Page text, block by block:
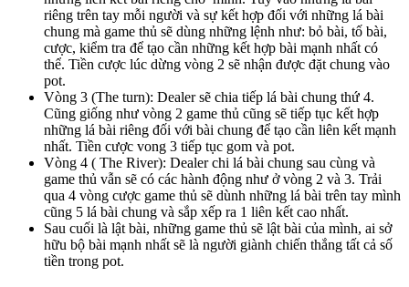
riêng trên tay mỗi người và sự kết hợp đối với những lá bài
chung mà game thủ sẽ dùng những lệnh như: bỏ bài, tố bài,
cược, kiểm tra để tạo cần những kết hợp bài mạnh nhất có
thể. Tiền cược lúc dừng vòng 2 sẽ nhận được đặt chung vào
pot.
Vòng 3 (The turn): Dealer sẽ chia tiếp lá bài chung thứ 4.
Cũng giống như vòng 2 game thủ cũng sẽ tiếp tục kết hợp
những lá bài riêng đối với bài chung để tạo cần liên kết mạnh
nhất. Tiền cược vong 3 tiếp tục gom và pot.
Vòng 4 ( The River): Dealer chi lá bài chung sau cùng và
game thủ vẫn sẽ có các hành động như ở vòng 2 và 3. Trải
qua 4 vòng cược game thủ sẽ dùnh những lá bài trên tay mình
cũng 5 lá bài chung và sắp xếp ra 1 liên kết cao nhất.
Sau cuối là lật bài, những game thủ sẽ lật bài của mình, ai sở
hữu bộ bài mạnh nhất sẽ là người giành chiến thắng tất cả số
tiền trong pot.